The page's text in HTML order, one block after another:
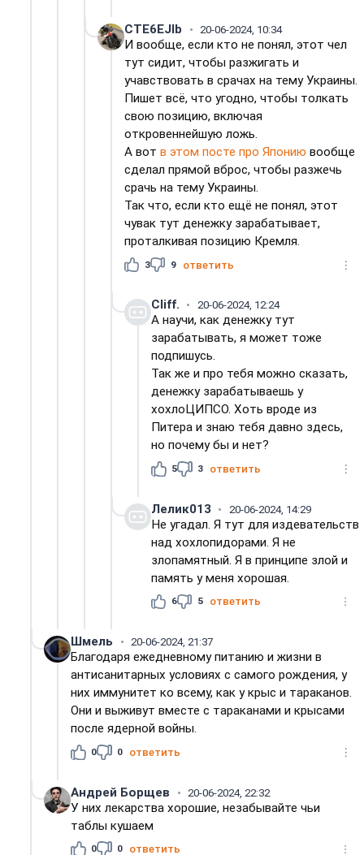
CTE6EJIb 20-06-2024, 10:34
И вообще, если кто не понял, этот чел
тут сидит, чтобы разжигать и
учавствовать в срачах на тему Украины.
Пишет всё, что угодно, чтобы толкать
свою позицию, включая
откровеннейшую ложь.
А вотв этом посте про Японию вообще
сделал прямой вброс, чтобы разжечь
срачь на тему Украины.
Так что, если кто ещё не понял, этот
чувак тут денежку зарабатывает,
проталкивая позицию Кремля.
3 9 ответить
Cliff. 20-06-2024, 12:24
А научи, как денежку тут
зарабатывать, я может тоже
подпишусь.
Так же и про тебя можно сказать,
денежку зарабатываешь у
хохлоЦИПСО. Хоть вроде из
Питера и знаю тебя давно здесь,
но почему бы и нет?
5 3 ответить
Лелик013 20-06-2024, 14:29
Не угадал. Я тут для издевательств
над хохлопидорами. Я не
злопамятный. Я в принципе злой и
память у меня хорошая.
6 5 ответить
Шмель 20-06-2024, 21:37
Благодаря ежедневному питанию и жизни в
антисанитарных условиях с самого рождения, у
них иммунитет ко всему, как у крыс и тараканов.
Они и выживут вместе с тараканами и крысами
после ядерной войны.
0 0 ответить
Андрей Борщев 20-06-2024, 22:32
У них лекарства хорошие, незабывайте чьи
таблы кушаем
0 0 ответить